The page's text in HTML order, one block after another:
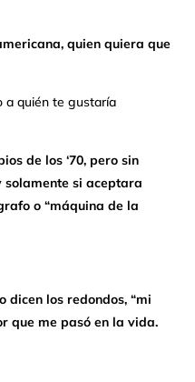
quien quiera que
a quién te gustaría
de los ‘70, pero sin
solamente si aceptara
o “máquina de la
dicen los redondos, “mi
que me pasó en la vida.